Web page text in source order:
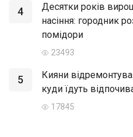
4
Десятки років
насіння: городник
помідори
23493
5
Кияни
куди їдуть
17845